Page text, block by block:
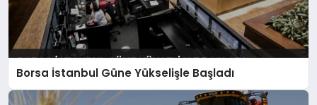
Borsa İstanbul Güne Yükselişle Başladı